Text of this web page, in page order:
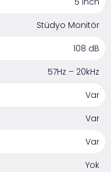
Stüdyo Monitör
108 dB
57Hz – 20kHz
Var
Var
Var
Yok